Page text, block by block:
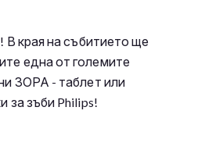
В края на събитието ще
една от големите
ЗОРА - таблет или
за зъби Philips!